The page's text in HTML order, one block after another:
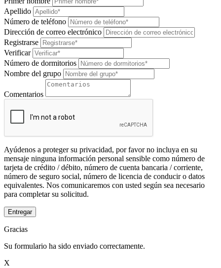
Apellido
Número de teléfono
Dirección de correo electrónico
Registrarse
Verificar
Número de dormitorios
Nombre del grupo
Comentarios
Ayúdenos a proteger su privacidad, por favor no incluya en su
mensaje ninguna información personal sensible como número de
tarjeta de crédito / débito, número de cuenta bancaria / corriente,
número de seguro social, número de licencia de conducir o datos
equivalentes. Nos comunicaremos con usted según sea necesario
para completar su solicitud.
Entregar
Gracias
Su formulario ha sido enviado correctamente.
X